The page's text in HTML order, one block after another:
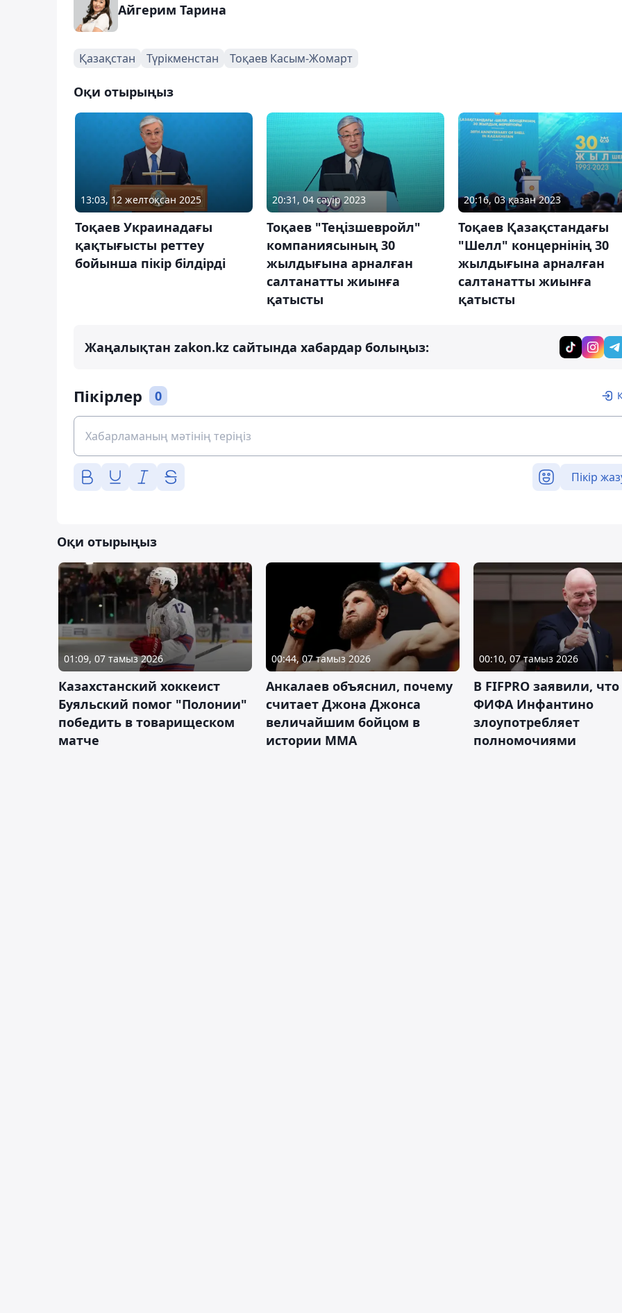
Айгерим Тарина
Қазақстан Түрікменстан Тоқаев Касым-Жомарт
Оқи отырыңыз
13:03, 12 желтоқсан 2025
Тоқаев Украинадағы
қақтығысты реттеу
бойынша пікір білдірді
20:31, 04 сәуір 2023
Тоқаев "Теңізшевройл"
компаниясының 30
жылдығына арналған
салтанатты жиынға
қатысты
20:16, 03 қазан 2023
Тоқаев Қазақстандағы
"Шелл" концернінің 30
жылдығына арналған
салтанатты жиынға
қатысты
Жаңалықтан zakon.kz сайтында хабардар болыңыз:
Пікірлер 0
Пікір
Оқи отырыңыз
01:09, 07 тамыз 2026
Казахстанский хоккеист
Буяльский помог "Полонии"
победить в товарищеском
матче
00:44, 07 тамыз 2026
Анкалаев объяснил, почему
считает Джона Джонса
величайшим бойцом в
истории ММА
00:10, 07 тамыз 2026
В FIFPRO заявили,
ФИФА Инфантино
злоупотребляет
полномочиями